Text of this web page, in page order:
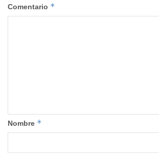
Comentario *
Nombre *